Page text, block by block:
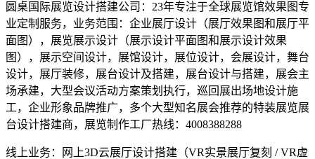
圆桌国际展览设计搭建公司：23年专注于全球展览馆效果图专
业定制服务，业务范围：企业展厅设计（展厅效果图和展厅平
面图），展览展示设计（展示设计平面图和展示设计效果
图），展示空间设计，展馆设计，展位设计，会展设计，舞台
设计，展厅装修，展台设计及搭建，展台设计与搭建，展会主
场承建，大型会议活动方案策划执行，巡回展出场地设计施
工，企业形象品牌推广，多个大型知名展会推荐的特装展览展
台设计搭建商，展览制作工厂热线：4008388288
线上业务：网上3D云展厅设计搭建（VR实景展厅复刻 / VR虚